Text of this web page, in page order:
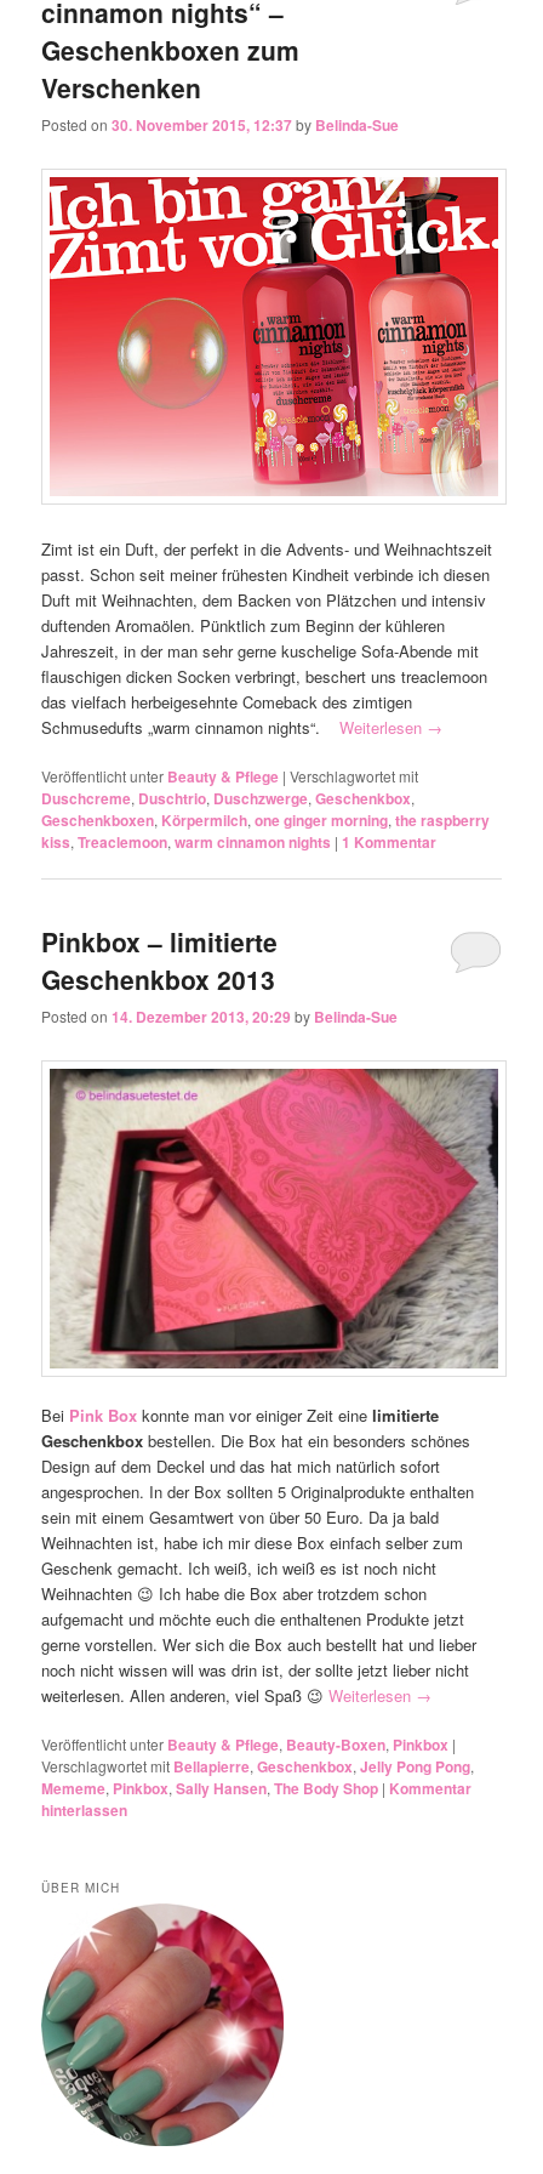
cinnamon nights“ –
Geschenkboxen zum
Verschenken
Posted on30. November 2015, 12:37by Belinda-Sue
Zimt ist ein Duft, der perfekt in die Advents- und Weihnachtszeit
passt. Schon seit meiner frühesten Kindheit verbinde ich diesen
Duft mit Weihnachten, dem Backen von Plätzchen und intensiv
duftenden Aromaölen. Pünktlich zum Beginn der kühleren
Jahreszeit, in der man sehr gerne kuschelige Sofa-Abende mit
flauschigen dicken Socken verbringt, beschert uns treaclemoon
das vielfach herbeigesehnte Comeback des zimtigen
Schmusedufts „warm cinnamon nights“.Weiterlesen →
Veröffentlicht unter Beauty & Pflege |Verschlagwortet mit
Duschcreme, Duschtrio, Duschzwerge,Geschenkbox,
Geschenkboxen, Körpermilch,one ginger morning,the raspberry
kiss,Treaclemoon,warm cinnamon nights |1 Kommentar
Pinkbox – limitierte
Geschenkbox 2013
Posted on14. Dezember 2013, 20:29 by Belinda-Sue
Bei Pink Box konnte man vor einiger Zeit einelimitierte
Geschenkbox bestellen. Die Box hat ein besonders schönes
Design auf dem Deckel und das hat mich natürlich sofort
angesprochen. In der Box sollten 5 Originalprodukte enthalten
sein mit einem Gesamtwert von über 50 Euro. Da ja bald
Weihnachten ist, habe ich mir diese Box einfach selber zum
Geschenk gemacht. Ich weiß, ich weiß es ist noch nicht
Weihnachten 😉 Ich habe die Box aber trotzdem schon
aufgemacht und möchte euch die enthaltenen Produkte jetzt
gerne vorstellen. Wer sich die Box auch bestellt hat und lieber
noch nicht wissen will was drin ist, der sollte jetzt lieber nicht
weiterlesen. Allen anderen, viel Spaß 😉Weiterlesen →
Veröffentlicht unter Beauty & Pflege, Beauty-Boxen, Pinkbox |
Verschlagwortet mit Bellapierre,Geschenkbox,Jelly Pong Pong,
Mememe, Pinkbox,Sally Hansen,The Body Shop | Kommentar
hinterlassen
ÜBER MICH